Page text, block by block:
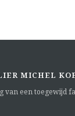
MICHEL
van een toegewijd